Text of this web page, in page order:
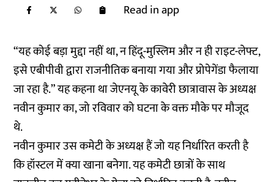
Read in app
“यह कोई बड़ा मुद्दा नहीं था, न हिंदू-मुस्लिम और न ही राइट-लेफ्ट,
इसे एबीपीवी द्वारा राजनीतिक बनाया गया और प्रोपेगेंडा फैलाया
जा रहा है.” यह कहना था जेएनयू के कावेरी छात्रावास के अध्यक्ष
नवीन कुमार का, जो रविवार को घटना के वक्त मौके पर मौजूद
थे.
नवीन कुमार उस कमेटी के अध्यक्ष हैं जो यह निर्धारित करती है
कि हॉस्टल में क्या खाना बनेगा. यह कमेटी छात्रों के साथ